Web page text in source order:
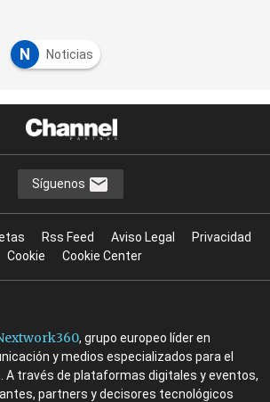
N Noticias
Síguenos
Rss Feed Aviso Legal
Privacidad
Cookie
Cookie Center
, grupo europeo líder en
y medios especializados para el
A través de plataformas digitales y eventos,
partners y decisores tecnológicos